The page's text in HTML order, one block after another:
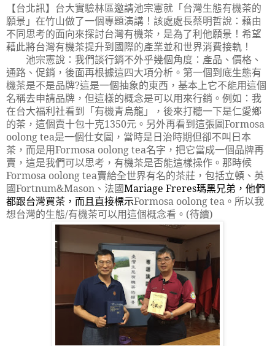
【台北訊】台大實驗林區邀請池宗憲就「台灣生態有機茶的
願景」在竹山做了一個專題演講！該處處長蔡明哲說：藉由
不同思考的面向來探討台灣有機茶，是為了利他願景！希望
藉此將台灣有機茶提升到國際的產業並和世界消費接軌！
池宗憲說：我們談行銷不外乎幾個角度：產品、價格、
通路、促銷，後面再根據這四大項分析。第一個到底生態有
機茶是不是品牌?這是一個抽象的東西，基本上它不能用這個
名稱去申請品牌，但這樣的概念是可以用來行銷。例如：我
在台大福利社看到「有機青烏龍」，後來打聽一下是仁愛鄉
的茶，這個賣十包十克1350元。另外再看到這張圖Formosa
oolong tea是一個仕女圖，當時是日治時期但卻不叫日本
茶，而是用Formosa oolong tea名字，把它當成一個品牌再
賣，這是我們可以思考，有機茶是否能這樣操作。那時候
Formosa oolong tea賣給全世界有名的茶莊，包括立頓、英
國Fortnum&Mason 、法國Mariage Freres瑪黑兄弟，他們
都跟台灣買茶，而且直接標示Formosa oolong tea 。所以我
想台灣的生態/有機茶可以用這個概念看。 (待續)